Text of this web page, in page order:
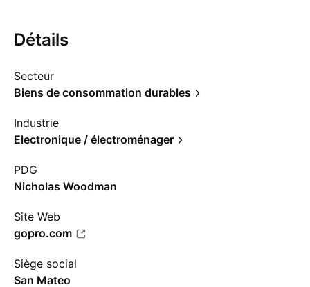
Détails
Secteur
Biens de consommation durables
Industrie
Electronique / électroménager
PDG
Nicholas Woodman
Site Web
gopro.com
Siège social
San Mateo